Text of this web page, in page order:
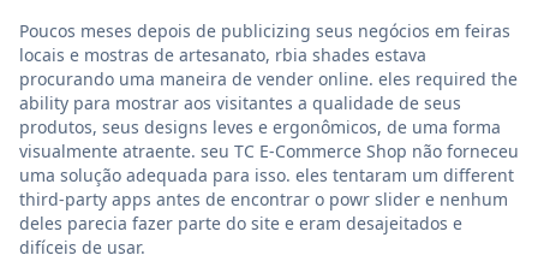
Poucos meses depois de publicizing seus negócios em feiras
locais e mostras de artesanato, rbia shades estava
procurando uma maneira de vender online. eles required the
ability para mostrar aos visitantes a qualidade de seus
produtos, seus designs leves e ergonômicos, de uma forma
visualmente atraente. seu TC E-Commerce Shop não forneceu
uma solução adequada para isso. eles tentaram um different
third-party apps antes de encontrar o powr slider e nenhum
deles parecia fazer parte do site e eram desajeitados e
difíceis de usar.